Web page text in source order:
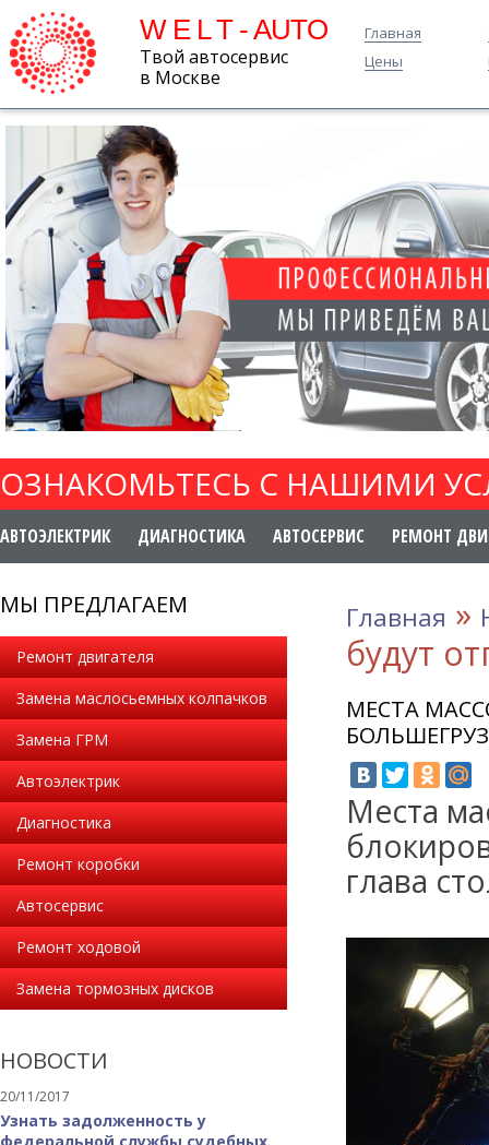
W E L T - AUTO
Твой автосервис
в Москве
Главная
Цены
ОЗНАКОМЬТЕСЬ С НАШИМИ
АВТОЭЛЕКТРИК ДИАГНОСТИКА АВТОСЕРВИС РЕМОНТ
МЫ ПРЕДЛАГАЕМ
Ремонт двигателя
Замена маслосьемных колпачков
Замена ГРМ
Автоэлектрик
Диагностика
Ремонт коробки
Автосервис
Ремонт ходовой
Замена тормозных дисков
НОВОСТИ
20/11/2017
Узнать задолженность у
Главная »
будут
МЕСТА
Места
глава